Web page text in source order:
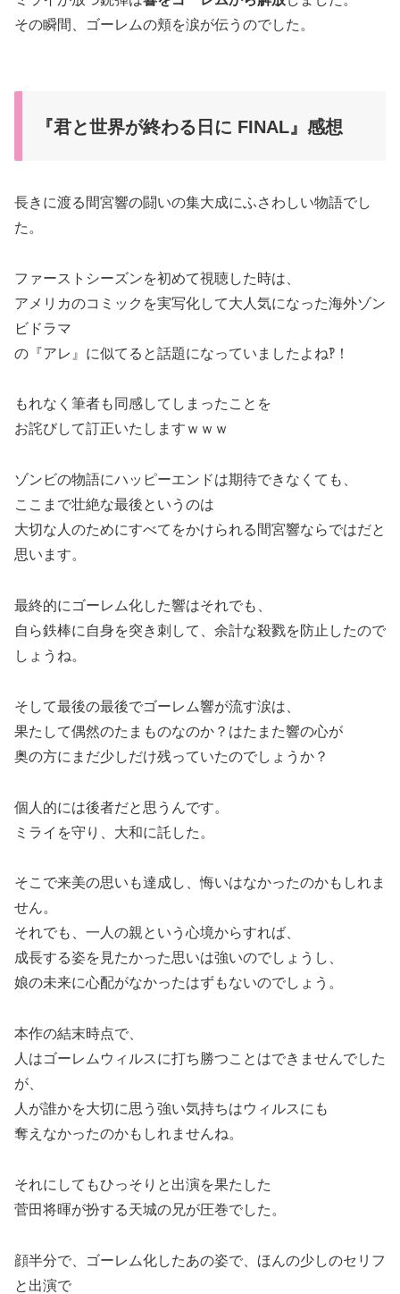
その瞬間、ゴーレムの頬を涙が伝うのでした。
『君と世界が終わる日に FINAL』感想
長きに渡る間宮響の闘いの集大成にふさわしい物語でし
た。
ファーストシーズンを初めて視聴した時は、
アメリカのコミックを実写化して大人気になった海外ゾン
ビドラマ
の『アレ』に似てると話題になっていましたよね‽！
もれなく筆者も同感してしまったことを
お詫びして訂正いたしますｗｗｗ
ゾンビの物語にハッピーエンドは期待できなくても、
ここまで壮絶な最後というのは
大切な人のためにすべてをかけられる間宮響ならではだと
思います。
最終的にゴーレム化した響はそれでも、
自ら鉄棒に自身を突き刺して、余計な殺戮を防止したので
しょうね。
そして最後の最後でゴーレム響が流す涙は、
果たして偶然のたまものなのか？はたまた響の心が
奥の方にまだ少しだけ残っていたのでしょうか？
個人的には後者だと思うんです。
ミライを守り、大和に託した。
そこで来美の思いも達成し、悔いはなかったのかもしれま
せん。
それでも、一人の親という心境からすれば、
成長する姿を見たかった思いは強いのでしょうし、
娘の未来に心配がなかったはずもないのでしょう。
本作の結末時点で、
人はゴーレムウィルスに打ち勝つことはできませんでした
が、
人が誰かを大切に思う強い気持ちはウィルスにも
奪えなかったのかもしれませんね。
それにしてもひっそりと出演を果たした
菅田将暉が扮する天城の兄が圧巻でした。
顔半分で、ゴーレム化したあの姿で、ほんの少しのセリフ
と出演で